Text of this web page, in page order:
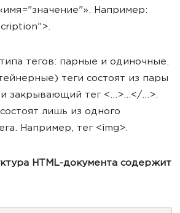
Например:
тегов: парные и одиночные.
теги состоят из пары
тег <...>...</...>.
лишь из одного
Например, тег <img>.
HTML-документа содержит